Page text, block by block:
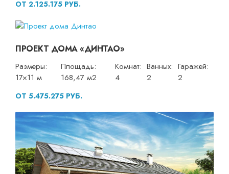
ОТ 2.125.175 РУБ.
ПРОЕКТ ДОМА «ДИНТАО»
Размеры:
17×11 м
Площадь:
168,47 м2
Комнат:
4
Ванных:
2
Гаражей:
2
ОТ 5.475.275 РУБ.